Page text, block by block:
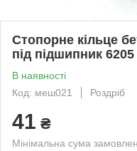
Стопорне кільце
під підшипник 6205
В наявності
Код: меш021
Роздріб
41 ₴
Мінімальна сума